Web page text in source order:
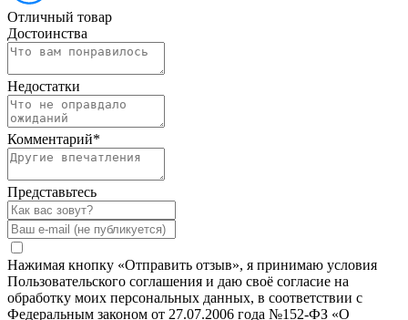
Отличный товар
Достоинства
Недостатки
Комментарий*
Представьтесь
Нажимая кнопку «Отправить отзыв», я принимаю условия
Пользовательского соглашения и даю своё согласие на
обработку моих персональных данных, в соответствии с
Федеральным законом от 27.07.2006 года №152-ФЗ «О